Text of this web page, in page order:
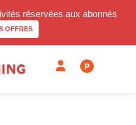
réservées aux abonnés
OFFRES
P